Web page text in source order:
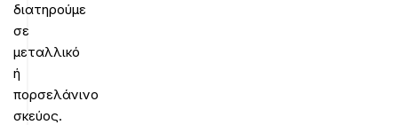
διατηρούμε
σε
μεταλλικό
ή
πορσελάνινο
σκεύος.